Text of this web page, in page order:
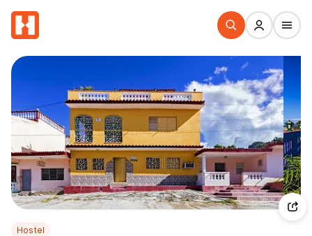
Hostel